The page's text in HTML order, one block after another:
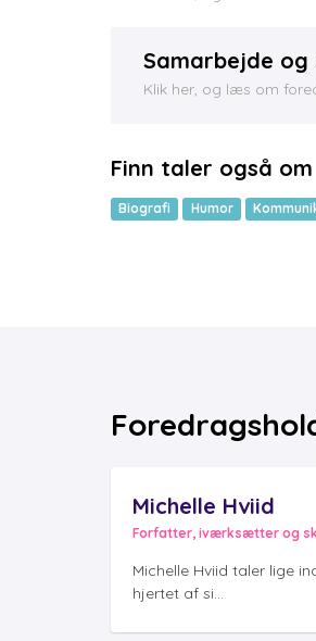
Samarbejde
Klik her, og læs om
Finn taler også om
Biografi Humor
Michelle Hviid
Forfatter, iværksætter og
Michelle Hviid taler lige
hjertet af si...